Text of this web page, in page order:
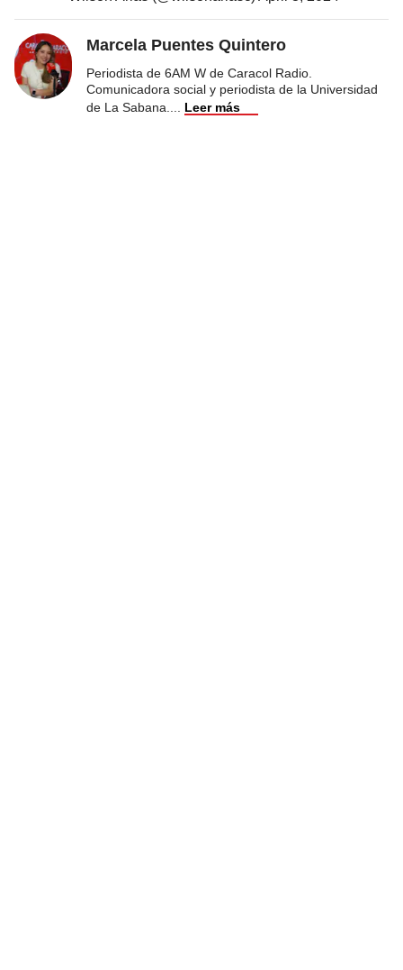
Marcela Puentes Quintero
Periodista de 6AM W de Caracol Radio.
Comunicadora social y periodista de la Universidad
de La Sabana.
Leer más